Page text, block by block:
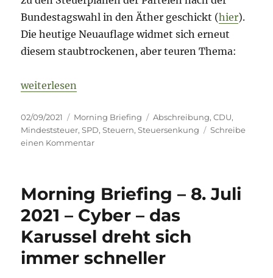
Bundestagswahl in den Äther geschickt (hier).
Die heutige Neuauflage widmet sich erneut
diesem staubtrockenen, aber teuren Thema:
„Morning Briefing – 2. September 2021 –
weiterlesen
Veröffentlicht
am
02/09/2021 Kategorien
Morning Briefing Schlagwörter
Abschreibung,CDU,
Mindeststeuer,SPD,Steuern,Steuersenkung
Schreibe
einen Kommentarzu
2.
September
2021
–
Steuern
–
Morning Briefing – 8. Juli
2021 – Cyber – das
Karussel dreht sich
immer schneller